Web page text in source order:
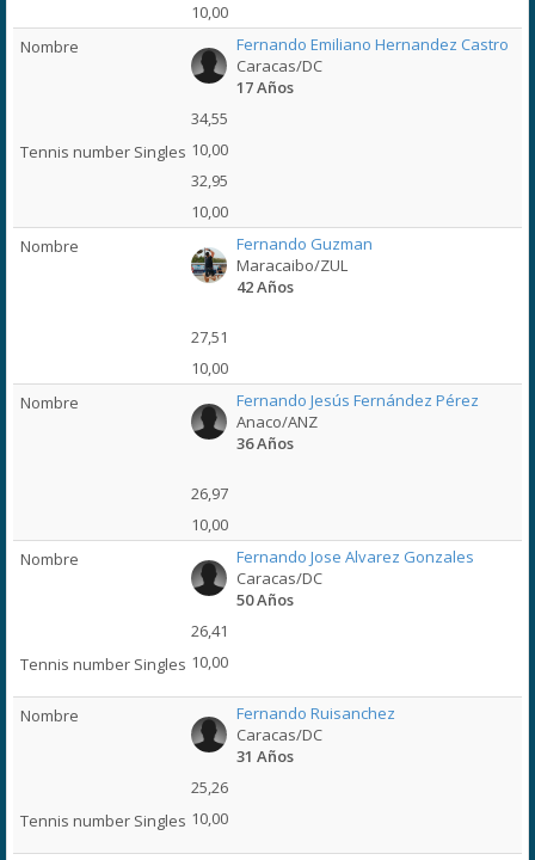
10,00
Fernando Emiliano Hernandez Castro
Caracas/DC
17 Años
34,55
10,00
32,95
10,00
Fernando Guzman
Maracaibo/ZUL
42 Años
27,51
10,00
Fernando Jesús Fernández Pérez
Anaco/ANZ
36 Años
26,97
10,00
Fernando Jose Alvarez Gonzales
Caracas/DC
50 Años
26,41
10,00
Fernando Ruisanchez
Caracas/DC
31 Años
25,26
10,00